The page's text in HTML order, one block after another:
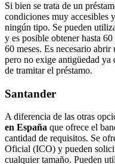
Si bien se trata de un
condiciones muy accesibles
ningún tipo. Se pueden
y es posible obtener hasta
60 meses. Es necesario
pero no exige antigüedad ya
de tramitar el préstamo.
Santander
A diferencia de las otras
en España que ofrece el
cantidad de requisitos. Se
Oficial (ICO) y pueden
cualquier tamaño. Pueden